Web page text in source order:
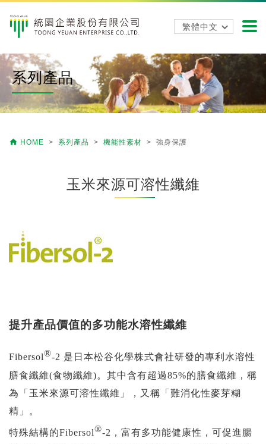
系列產品
 HOME > 系列產品 > 機能性素材 > 強身保護
玉米來源可溶性纖維
提升產品價值的多功能水溶性纖維
Fibersol®-2 是日本松谷化學株式會社研發的專利水溶性
膳食纖維(食物纖維)。其中含有超過85%的膳食纖維，稱
為「玉米來源可溶性纖維」，又稱「難消化性麥芽糊
精」。
特殊結構的Fibersol®-2，富有多功能健康性，可促進腸